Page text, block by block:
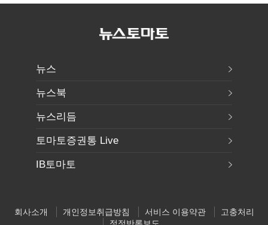
문턱 넘을까
전년비 0.2%
뉴스
뉴스북
뉴스리듬
토마토증권통 Live
IB토마토
회사소개 개인정보취급방침 서비스 이용약관
고충처리